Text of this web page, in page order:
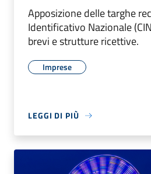
Apposizione delle targhe
Identificativo Nazionale
brevi e strutture ricettive.
Imprese
LEGGI DI PIÙ